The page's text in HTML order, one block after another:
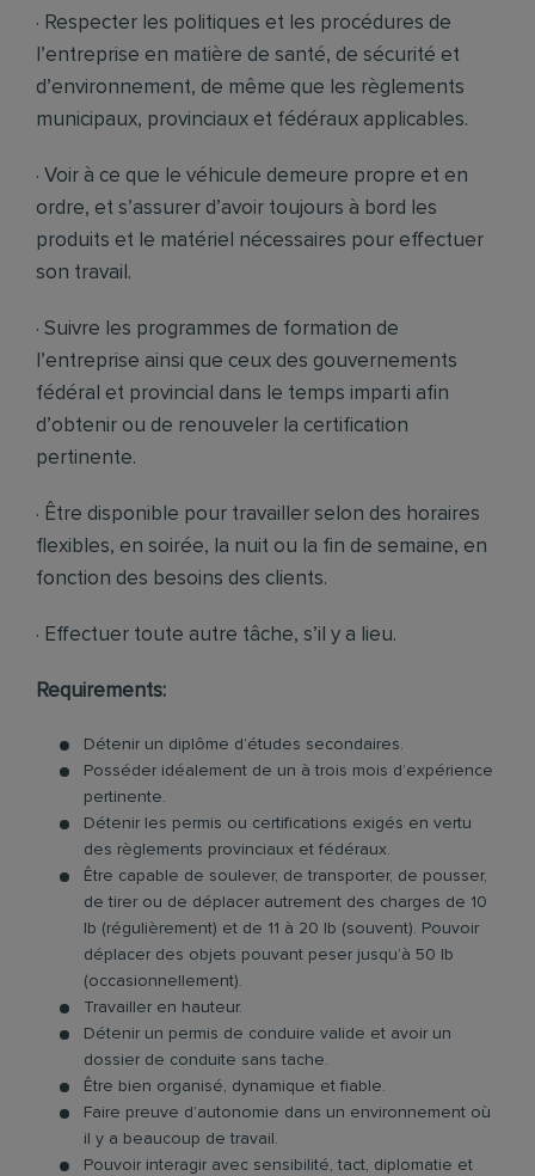
· Respecter les politiques et les procédures de
l’entreprise en matière de santé, de sécurité et
d’environnement, de même que les règlements
municipaux, provinciaux et fédéraux applicables.
· Voir à ce que le véhicule demeure propre et en
ordre, et s’assurer d’avoir toujours à bord les
produits et le matériel nécessaires pour effectuer
son travail.
· Suivre les programmes de formation de
l’entreprise ainsi que ceux des gouvernements
fédéral et provincial dans le temps imparti afin
d’obtenir ou de renouveler la certification
pertinente.
· Être disponible pour travailler selon des horaires
flexibles, en soirée, la nuit ou la fin de semaine, en
fonction des besoins des clients.
· Effectuer toute autre tâche, s’il y a lieu.
Requirements:
Détenir un diplôme d’études secondaires.
Posséder idéalement de un à trois mois d’expérience
pertinente.
Détenir les permis ou certifications exigés en vertu
des règlements provinciaux et fédéraux.
Être capable de soulever, de transporter, de pousser,
de tirer ou de déplacer autrement des charges de 10
lb (régulièrement) et de 11 à 20 lb (souvent). Pouvoir
déplacer des objets pouvant peser jusqu’à 50 lb
(occasionnellement).
Travailler en hauteur.
Détenir un permis de conduire valide et avoir un
dossier de conduite sans tache.
Être bien organisé, dynamique et fiable.
Faire preuve d’autonomie dans un environnement où
il y a beaucoup de travail.
Pouvoir interagir avec sensibilité, tact, diplomatie et